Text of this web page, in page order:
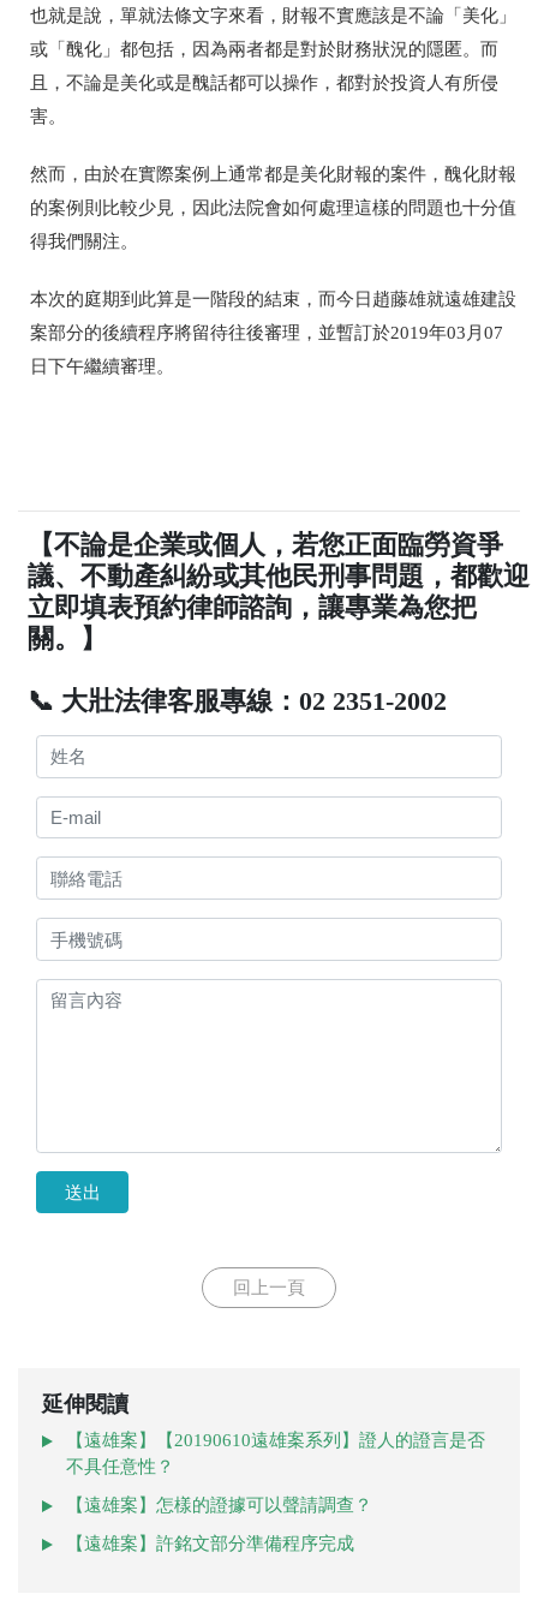
也就是說，單就法條文字來看，財報不實應該是不論「美化」
或「醜化」都包括，因為兩者都是對於財務狀況的隱匿。而
且，不論是美化或是醜話都可以操作，都對於投資人有所侵
害。
然而，由於在實際案例上通常都是美化財報的案件，醜化財報
的案例則比較少見，因此法院會如何處理這樣的問題也十分值
得我們關注。
本次的庭期到此算是一階段的結束，而今日趙藤雄就遠雄建設
案部分的後續程序將留待往後審理，並暫訂於2019年03月07
日下午繼續審理。
【不論是企業或個人，若您正面臨勞資爭
議、不動產糾紛或其他民刑事問題，都歡迎
立即填表預約律師諮詢，讓專業為您把
關。】
📞 大壯法律客服專線：02 2351-2002
送出
回上一頁
延伸閱讀
【遠雄案】【20190610遠雄案系列】證人的證言是否
不具任意性？
【遠雄案】怎樣的證據可以聲請調查？
【遠雄案】許銘文部分準備程序完成